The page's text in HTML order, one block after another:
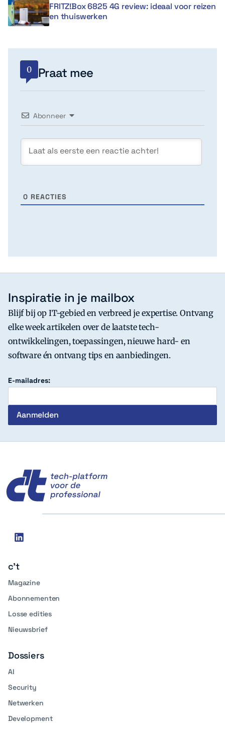
FRITZ!Box 6825 4G review: ideaal voor reizen
en thuiswerken
0 Praat mee
Abonneer
0 REACTIES
Inspiratie in je mailbox
Blijf bij op IT-gebied en verbreed je expertise. Ontvang
elke week artikelen over de laatste tech-
ontwikkelingen, toepassingen, nieuwe hard- en
software én ontvang tips en aanbiedingen.
E-mailadres:
Social
linkedin
c't
Magazine
Abonnementen
Losse edities
Nieuwsbrief
Dossiers
AI
Security
Netwerken
Development